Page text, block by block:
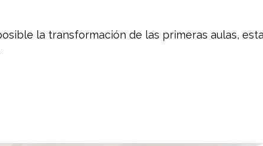
la transformación de las primeras aulas,